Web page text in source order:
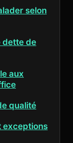
selon
dette de
aux
qualité
exceptions